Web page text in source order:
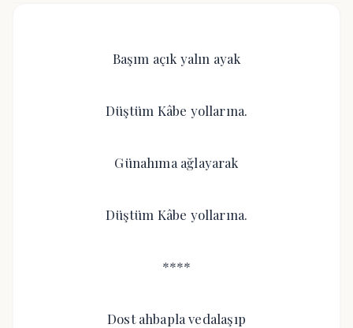
Başım açık yalın ayak
Düştüm Kâbe yollarına.
Günahıma ağlayarak
Düştüm Kâbe yollarına.
****
Dost ahbapla vedalaşıp